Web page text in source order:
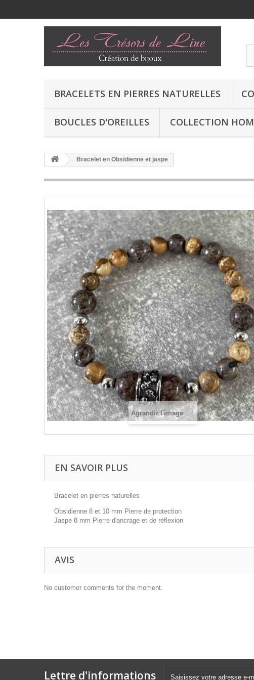
BRACELETS EN PIERRES NATURELLES
BOUCLES D'OREILLES COLLECTION
Bracelet en Obsidienne et jaspe
Agrandir l'image
EN SAVOIR PLUS
Bracelet en pierres naturelles
Obsidienne 8 et 10 mm Pierre de protection
Jaspe 8 mm Pierre d'ancrage et de réflexion
AVIS
No customer comments for the moment.
Lettre d'informations